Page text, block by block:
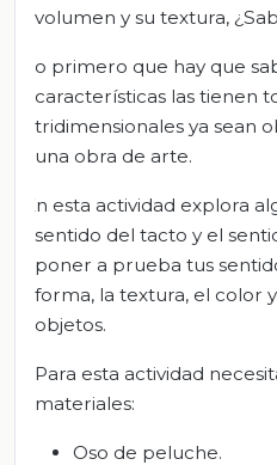
volumen y su textura,
Lo primero que hay que
características las tienen
tridimensionales ya sean
una obra de arte.
En esta actividad explora
sentido del tacto y el
poner a prueba tus
forma, la textura, el color
objetos.
Para esta actividad
materiales:
Oso de peluche.